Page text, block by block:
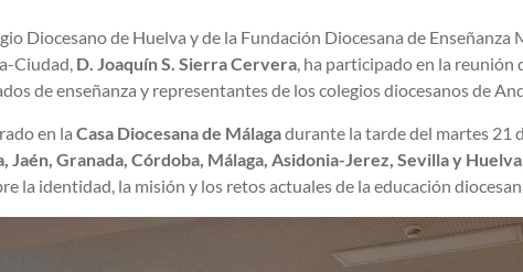
Diocesano de Huelva y de la Fundación Diocesana de Enseñanza
Ciudad, D. Joaquín S. Sierra Cervera, ha participado en la reunión
de enseñanza y representantes de los colegios diocesanos de
en la Casa Diocesana de Málagadurante la tarde del martes 21
Jaén, Granada, Córdoba, Málaga, Asidonia-Jerez, Sevilla y Huelva
la identidad, la misión y los retos actuales de la educación